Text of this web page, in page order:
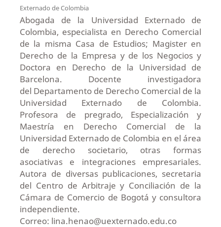
Externado de Colombia
Abogada de la Universidad Externado de
Colombia, especialista en Derecho Comercial
de la misma Casa de Estudios; Magister en
Derecho de la Empresa y de los Negocios y
Doctora en Derecho de la Universidad de
Barcelona. Docente investigadora
del Departamento de Derecho Comercial de la
Universidad Externado de Colombia.
Profesora de pregrado, Especialización y
Maestría en Derecho Comercial de la
Universidad Externado de Colombia en el área
de derecho societario, otras formas
asociativas e integraciones empresariales.
Autora de diversas publicaciones, secretaria
del Centro de Arbitraje y Conciliación de la
Cámara de Comercio de Bogotá y consultora
independiente.
Correo: lina.henao@uexternado.edu.co